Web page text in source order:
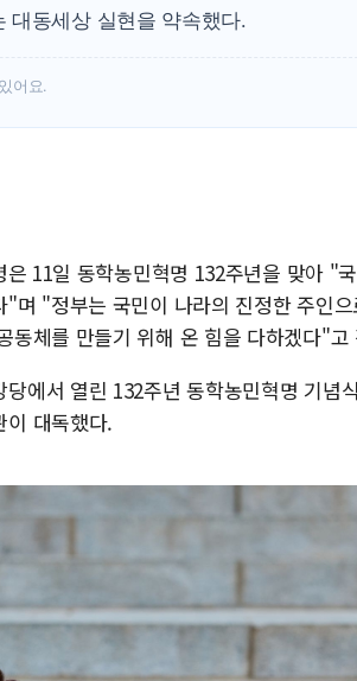
대동세상 실현을 약속했다.
어요.
11일 동학농민혁명 132주년을 맞아 "
며 "정부는 국민이 나라의 진정한 주인
동체를 만들기 위해 온 힘을 다하겠다"고
에서 열린 132주년 동학농민혁명 기념
이 대독했다.